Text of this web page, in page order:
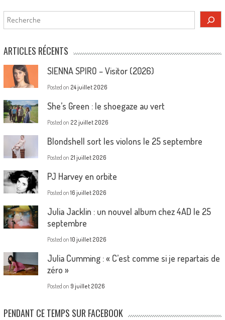
Rechercher
ARTICLES RÉCENTS
SIENNA SPIRO – Visitor (2026)
Posted on 24 juillet 2026
She’s Green : le shoegaze au vert
Posted on 22 juillet 2026
Blondshell sort les violons le 25 septembre
Posted on 21 juillet 2026
PJ Harvey en orbite
Posted on 16 juillet 2026
Julia Jacklin : un nouvel album chez 4AD le 25
septembre
Posted on 10 juillet 2026
Julia Cumming : « C’est comme si je repartais de
zéro »
Posted on 9 juillet 2026
PENDANT CE TEMPS SUR FACEBOOK